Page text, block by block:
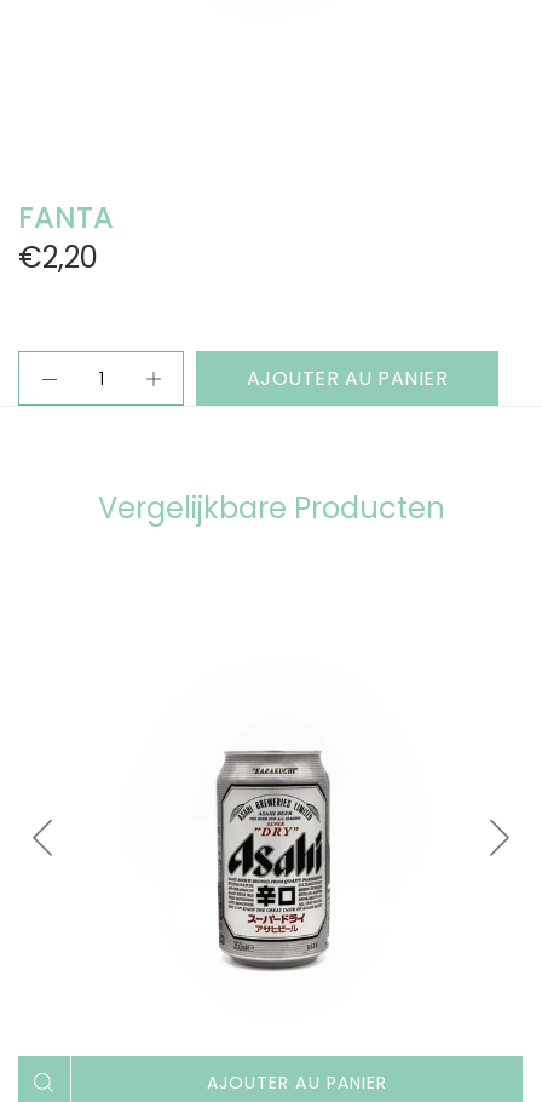
FANTA
€2,20
AJOUTER AU PANIER
Vergelijkbare Producten
AJOUTER AU PANIER